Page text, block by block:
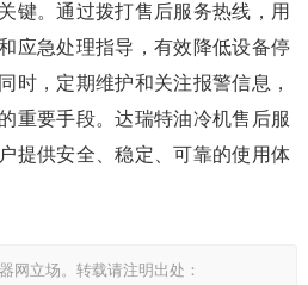
键。通过拨打售后服务热线，用
应急处理指导，有效降低设备停
时，定期维护和关注报警信息，
重要手段。达瑞特油冷机售后服
提供安全、稳定、可靠的使用体
网立场。转载请注明出处：